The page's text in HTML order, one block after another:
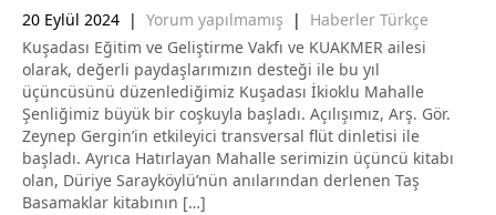
20 Eylül 2024 | Yorum yapılmamış | Haberler Türkçe
Kuşadası Eğitim ve Geliştirme Vakfı ve KUAKMER ailesi
olarak, değerli paydaşlarımızın desteği ile bu yıl
üçüncüsünü düzenlediğimiz Kuşadası İkioklu Mahalle
Şenliğimiz büyük bir coşkuyla başladı. Açılışımız, Arş. Gör.
Zeynep Gergin’in etkileyici transversal flüt dinletisi ile
başladı. Ayrıca Hatırlayan Mahalle serimizin üçüncü kitabı
olan, Düriye Sarayköylü’nün anılarından derlenen Taş
Basamaklar kitabının […]